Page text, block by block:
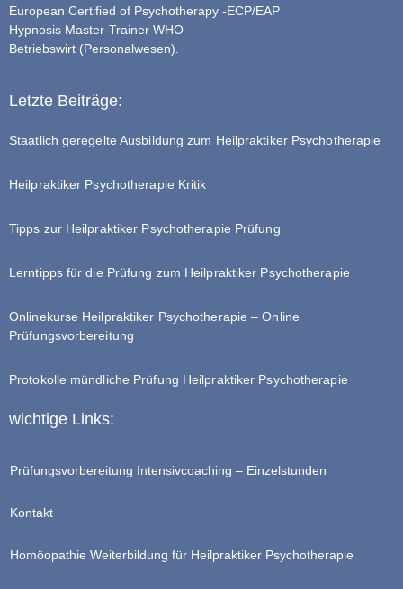
European Certified of Psychotherapy -ECP/EAP
Hypnosis Master-Trainer WHO
Betriebswirt (Personalwesen).
Letzte Beiträge:
Staatlich geregelte Ausbildung zum Heilpraktiker Psychotherapie
Heilpraktiker Psychotherapie Kritik
Tipps zur Heilpraktiker Psychotherapie Prüfung
Lerntipps für die Prüfung zum Heilpraktiker Psychotherapie
Onlinekurse Heilpraktiker Psychotherapie – Online
Prüfungsvorbereitung
Protokolle mündliche Prüfung Heilpraktiker Psychotherapie
wichtige Links:
Prüfungsvorbereitung Intensivcoaching – Einzelstunden
Kontakt
Homöopathie Weiterbildung für Heilpraktiker Psychotherapie